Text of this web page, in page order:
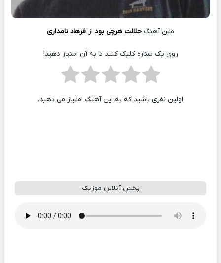
متن آهنگ حلالت هرچی بود از فرهاد نامداری
روی یک ستاره کلیک کنید تا به آن امتیاز دهید!
اولین نفری باشید که به این آهنگ امتیاز می دهید.
پخش آنلاین موزیک